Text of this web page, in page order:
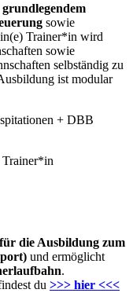
grundlegendem
sowie
Trainer*in wird
sowie
selbständig zu
ist modular
+ DBB
die Ausbildung zum
und ermöglicht
.
du >>> hier <<<